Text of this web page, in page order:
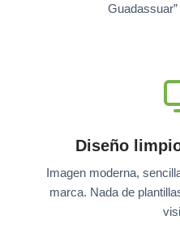
Diseño
Imagen moderna,
marca. Nada de